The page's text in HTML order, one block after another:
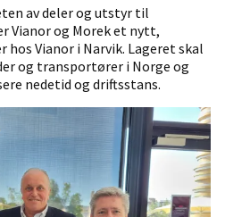
av deler og utstyr til
Vianor og Morek et nytt,
Vianor i Narvik. Lageret skal
og transportører i Norge og
nedetid og driftsstans.